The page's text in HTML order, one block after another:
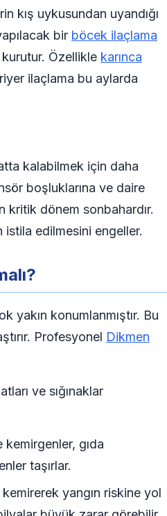
kış uykusundan uyandığı
bir böcek ilaçlama
Özellikle karınca
ilaçlama bu aylarda
kalabilmek için daha
boşluklarına ve daire
kritik dönem sonbahardır.
istila edilmesini engeller.
yakın konumlanmıştır. Bu
Profesyonel Dikmen
ve sığınaklar
gıda
taşırlar.
yangın riskine yol